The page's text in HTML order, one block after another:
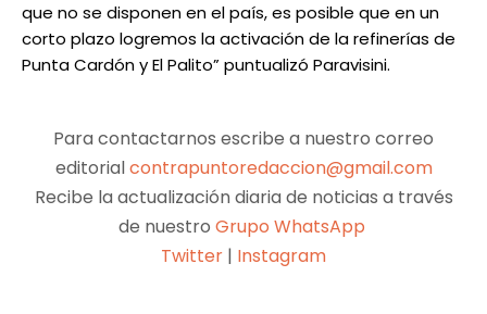
que no se disponen en el país, es posible que en un
corto plazo logremos la activación de la refinerías de
Punta Cardón y El Palito” puntualizó Paravisini.
Para contactarnos escribe a nuestro correo
editorialcontrapuntoredaccion@gmail.com
Recibe la actualización diaria de noticias a través
de nuestro Grupo WhatsApp
Twitter | Instagram